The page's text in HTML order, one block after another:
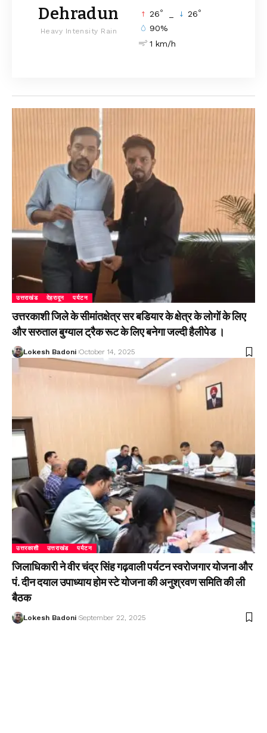
Dehradun
Heavy Intensity Rain
26° 26°
90%
1 km/h
उत्तराखंड देहरादून पर्यटन
उत्तरकाशी जिले के सीमांतक्षेत्र सर बडियार के क्षेत्र के लोगों के लिए
और सरुताल बुग्याल ट्रैक रूट के लिए बनेगा जल्दी हैलीपेड ।
Lokesh Badoni October 14, 2025
उत्तरकाशी उत्तराखंड पर्यटन
जिलाधिकारी ने वीर चंद्र सिंह गढ़वाली पर्यटन स्वरोजगार योजना और
पं. दीन दयाल उपाध्याय होम स्टे योजना की अनुश्रवण समिति की ली
बैठक
Lokesh Badoni September 22, 2025